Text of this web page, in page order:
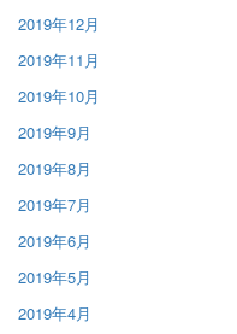
2019年12月
2019年11月
2019年10月
2019年9月
2019年8月
2019年7月
2019年6月
2019年5月
2019年4月